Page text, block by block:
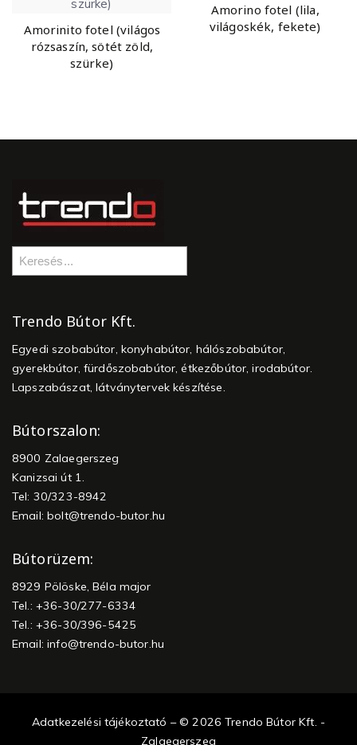
Amorinito fotel (világos
rózsaszín, sötét zöld,
szürke)
Amorino fotel (lila,
világoskék, fekete)
Trendo Bútor Kft.
Egyedi szobabútor, konyhabútor, hálószobabútor,
gyerekbútor, fürdőszobabútor, étkezőbútor, irodabútor.
Lapszabászat, látványtervek készítése.
Bútorszalon:
8900 Zalaegerszeg
Kanizsai út 1.
Tel: 30/323-8942
Email:bolt@trendo-butor.hu
Bútorüzem:
8929 Pölöske, Béla major
Tel.: +36-30/277-6334
Tel.: +36-30/396-5425
Email:info@trendo-butor.hu
Adatkezelési tájékoztató – © 2026 Trendo Bútor Kft. -
Zalaegerszeg